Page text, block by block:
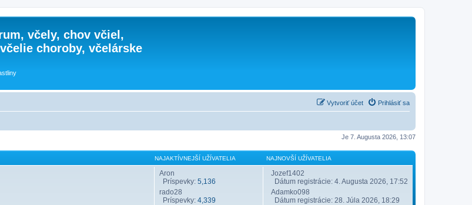
včely, chov včiel,
choroby, včelárske
Prihlásiť sa
Vytvoriť účet
Je 7. Augusta 2026, 13:07
NAJAKTÍVNEJŠÍ UŽÍVATELIA NAJNOVŠÍ UŽÍVATELIA
Aron
Príspevky: 5,136
rado28
Príspevky: 4,339
Jozef1402
Dátum registrácie: 4. Augusta 2026, 17:52
Adamko098
Dátum registrácie: 28. Júla 2026, 18:29